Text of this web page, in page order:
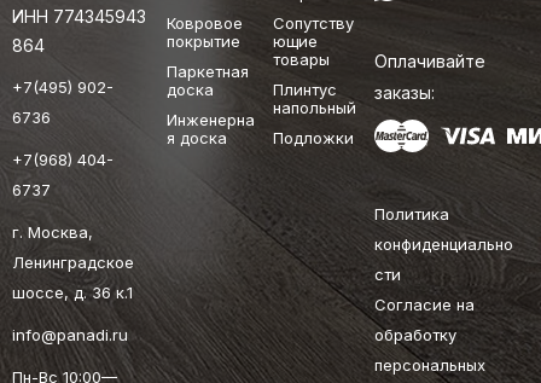
ИНН 774345943
864
+7(495) 902-
6736
+7(968) 404-
6737
г. Москва,
Ленинградское
шоссе, д. 36 к.1
info@panadi.ru
Пн-Вс 10:00—
Ковровое
покрытие
Паркетная
доска
Инженерна
я доска
Сопутству
ющие
товары
Плинтус
напольный
Подложки
Оплачивайте
заказы:
Политика
конфиденциально
сти
Согласие на
обработку
персональных